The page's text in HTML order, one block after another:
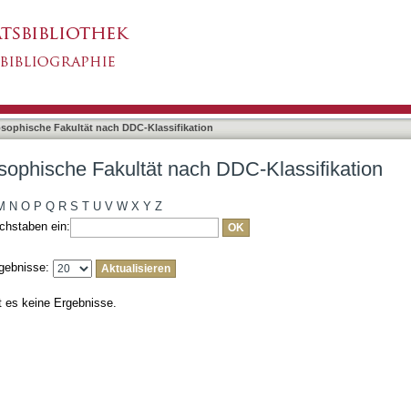
Fakultät nach DDC-Klassifikation
Fakultät nach DDC-Klassifikation
N O P Q R S T U V W X Y Z
ein:
keine Ergebnisse.